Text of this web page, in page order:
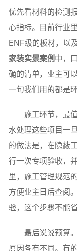
优先看材料的检测
心指标。目前行业
ENF级的板材，以
家装实景案例 中，
确的清单，业主可
一句我们用的都是环
施工环节，最
水处理这些项目一
的做法是，在隐蔽
行一次专项验收，
里，施工管理规范
方便业主日后查阅
验，这个步骤不能省
最后说说预算
原因各有不同。有